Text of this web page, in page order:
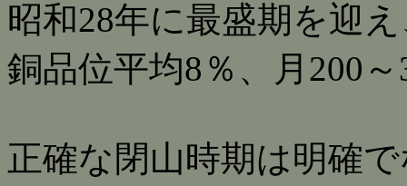
昭和28年に最盛期を迎
銅品位平均8％、月200
正確な閉山時期は明確